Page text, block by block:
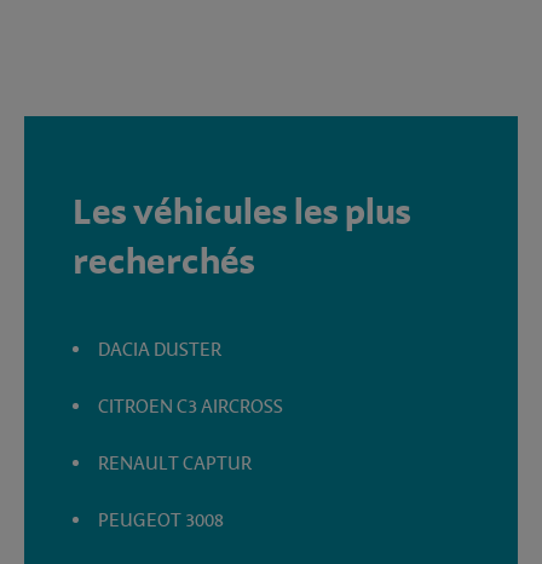
Les véhicules les plus
recherchés
DACIA DUSTER
CITROEN C3 AIRCROSS
RENAULT CAPTUR
PEUGEOT 3008